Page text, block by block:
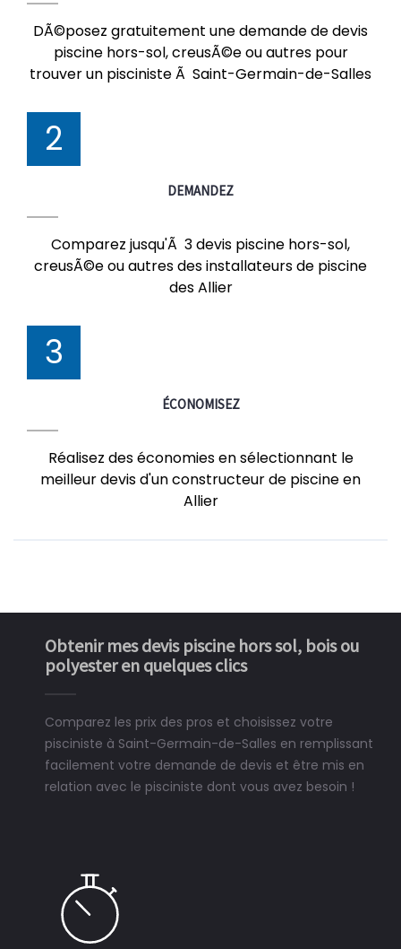
DÃ©posez gratuitement une demande de devis
piscine hors-sol, creusÃ©e ou autres pour
trouver un pisciniste Ã Saint-Germain-de-Salles
2
DEMANDEZ
Comparez jusqu'Ã 3 devis piscine hors-sol,
creusÃ©e ou autres des installateurs de piscine
des Allier
3
ÉCONOMISEZ
Réalisez des économies en sélectionnant le
meilleur devis d'un constructeur de piscine en
Allier
Obtenir mes devis piscine hors sol, bois ou
polyester en quelques clics
Comparez les prix des pros et choisissez votre
pisciniste à Saint-Germain-de-Salles en remplissant
facilement votre demande de devis et être mis en
relation avec le pisciniste dont vous avez besoin !